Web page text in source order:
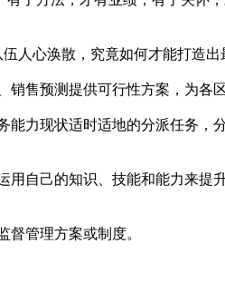
人心涣散，究竟如何才能打造出
售预测提供可行性方案，为各
能力现状适时适地的分派任务，
用自己的知识、技能和能力来提
督管理方案或制度。